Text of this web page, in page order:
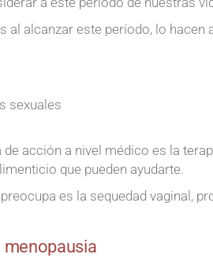
al alcanzar este período, lo
sexuales
acción a nivel médico es la
que pueden ayudarte.
es la sequedad vaginal,
menopausia